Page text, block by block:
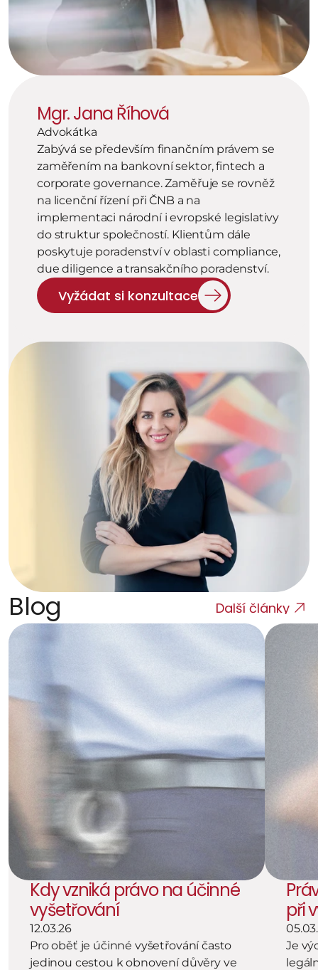
Mgr. Jana Říhová
Advokátka
Zabývá se především finančním právem se
zaměřením na bankovní sektor, fintech a
corporate governance. Zaměřuje se rovněž
na licenční řízení při ČNB a na
implementaci národní i evropské legislativy
do struktur společností. Klientům dále
poskytuje poradenství v oblasti compliance,
due diligence a transakčního poradenství.
Vyžádat si konzultace
Blog Další články
Kdy vzniká právo na účinné
vyšetřování
12.03.26
Pro oběť je účinné vyšetřování často
jedinou cestou k obnovení důvěry ve
při
Je